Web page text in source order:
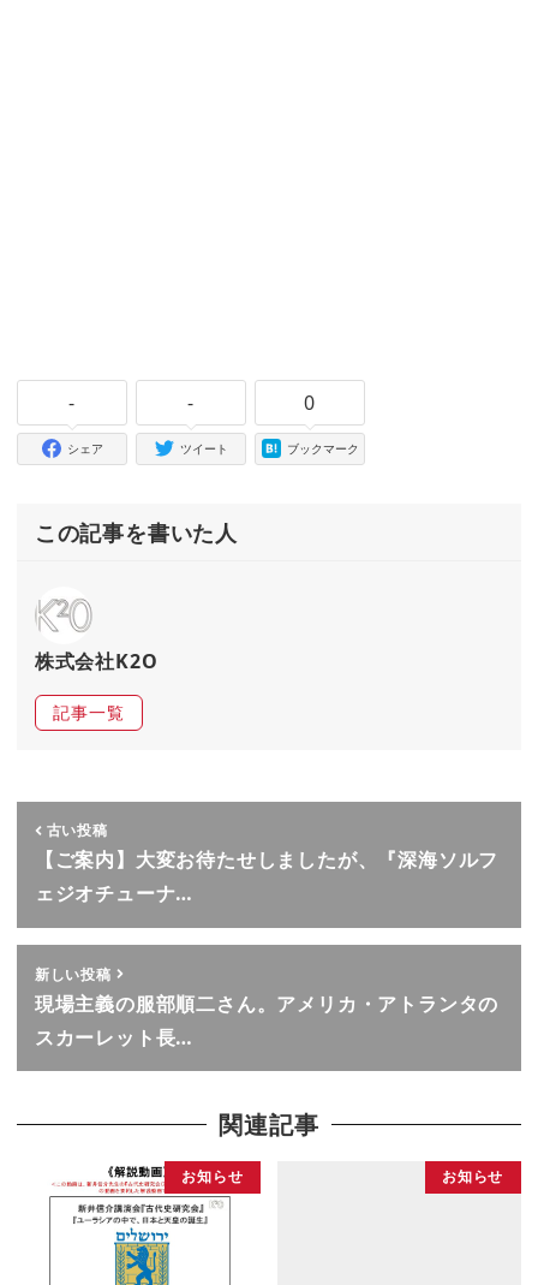
-
シェア
-
ツイート
0
ブックマーク
この記事を書いた人
株式会社K2O
記事一覧
古い投稿
【ご案内】大変お待たせしましたが、『深海ソルフ
ェジオチューナ…
新しい投稿
現場主義の服部順二さん。アメリカ・アトランタの
スカーレット長…
関連記事
お知らせ お知らせ